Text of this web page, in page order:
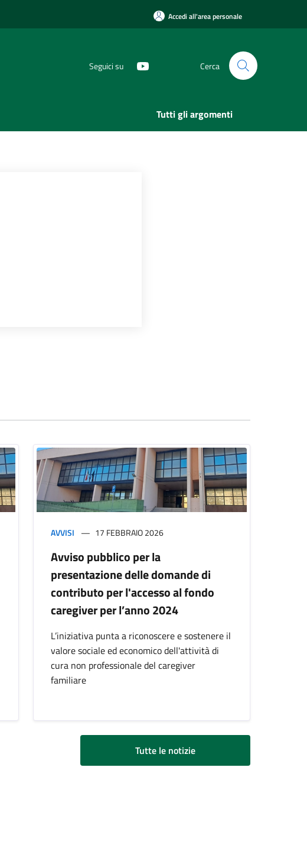
Accedi all'area personale
Seguici su Cerca
Tutti gli argomenti
AVVISI 17 FEBBRAIO 2026
Avviso pubblico per la
presentazione delle domande di
contributo per l'accesso al fondo
caregiver per l’anno 2024
L’iniziativa punta a riconoscere e sostenere il
valore sociale ed economico dell'attività di
cura non professionale del caregiver
familiare
Tutte le notizie